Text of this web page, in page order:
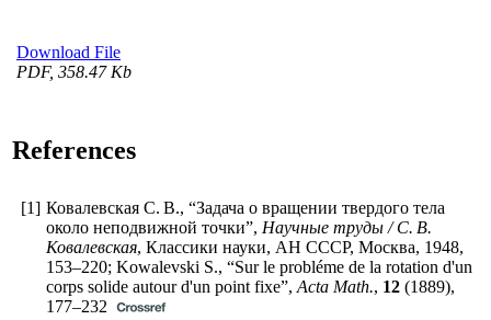
Download File
PDF, 358.47 Kb
References
[1] Ковалевская С. В., “Задача о вращении твердого тела
около неподвижной точки”, Научные труды / С. В.
Ковалевская, Классики науки, АН СССР, Москва, 1948,
153–220; Kowalevski S., “Sur le probléme de la rotation d'un
corps solide autour d'un point fixe”, Acta Math., 12 (1889),
177–232